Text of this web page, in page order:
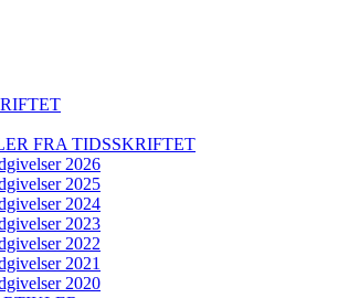
FRA TIDSSKRIFTET
2026
2025
2024
2023
2022
2021
2020